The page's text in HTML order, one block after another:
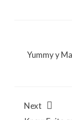
Yummy y
Next